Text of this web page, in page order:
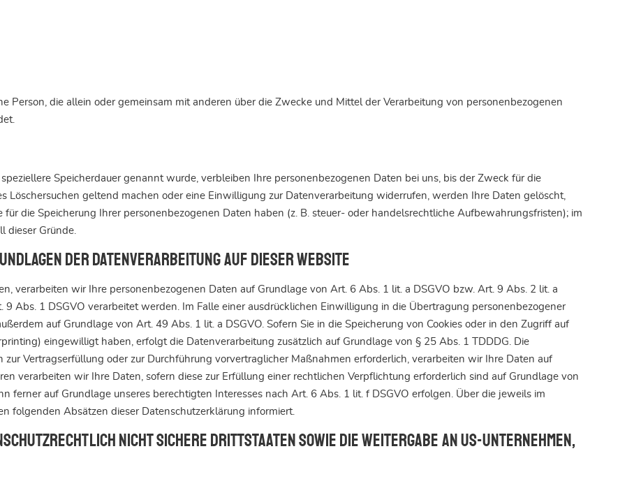
Person, die allein oder gemeinsam mit anderen über die Zwecke und Mittel der Verarbeitung von personenbezogenen
Speicherdauer genannt wurde, verbleiben Ihre personenbezogenen Daten bei uns, bis der Zweck für die
Löschersuchen geltend machen oder eine Einwilligung zur Datenverarbeitung widerrufen, werden Ihre Daten gelöscht,
die Speicherung Ihrer personenbezogenen Daten haben (z. B. steuer- oder handelsrechtliche Aufbewahrungsfristen); im
dieser Gründe.
der Datenverarbeitung auf dieser Website
verarbeiten wir Ihre personenbezogenen Daten auf Grundlage von Art. 6 Abs. 1 lit. a DSGVO bzw. Art. 9 Abs. 2 lit. a
9 Abs. 1 DSGVO verarbeitet werden. Im Falle einer ausdrücklichen Einwilligung in die Übertragung personenbezogener
auf Grundlage von Art. 49 Abs. 1 lit. a DSGVO. Sofern Sie in die Speicherung von Cookies oder in den Zugriff auf
eingewilligt haben, erfolgt die Datenverarbeitung zusätzlich auf Grundlage von § 25 Abs. 1 TDDDG. Die
Vertragserfüllung oder zur Durchführung vorvertraglicher Maßnahmen erforderlich, verarbeiten wir Ihre Daten auf
verarbeiten wir Ihre Daten, sofern diese zur Erfüllung einer rechtlichen Verpflichtung erforderlich sind auf Grundlage von
ferner auf Grundlage unseres berechtigten Interesses nach Art. 6 Abs. 1 lit. f DSGVO erfolgen. Über die jeweils im
folgenden Absätzen dieser Datenschutzerklärung informiert.
nicht sichere Drittstaaten sowie die Weitergabe an US-Unternehmen,